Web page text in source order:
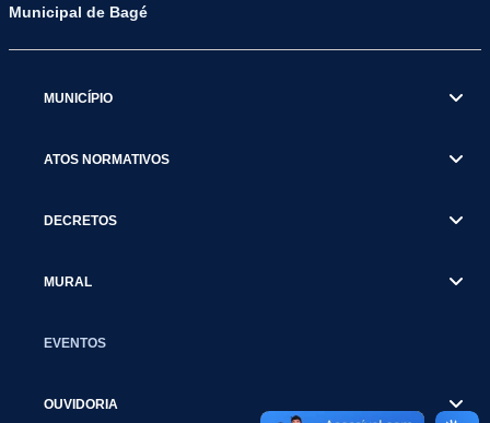
Municipal de Bagé
MUNICÍPIO
ATOS NORMATIVOS
DECRETOS
MURAL
EVENTOS
OUVIDORIA